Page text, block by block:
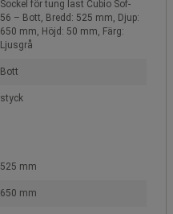
Sockel för tung last Cubio Sof-
56 – Bott, Bredd: 525 mm, Djup:
650 mm, Höjd: 50 mm, Färg:
Ljusgrå
Bott
styck
525 mm
650 mm